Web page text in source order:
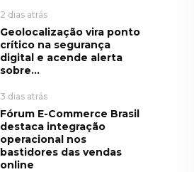
2 dias atrás
Geolocalização vira ponto
crítico na segurança
digital e acende alerta
sobre...
3 dias atrás
Fórum E-Commerce Brasil
destaca integração
operacional nos
bastidores das vendas
online